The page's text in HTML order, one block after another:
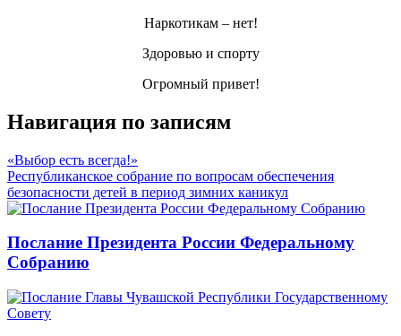
Наркотикам – нет!
Здоровью и спорту
Огромный привет!
Навигация по записям
«Выбор есть всегда!»
Республиканское собрание по вопросам обеспечения
безопасности детей в период зимних каникул
Послание Президента России Федеральному
Собранию